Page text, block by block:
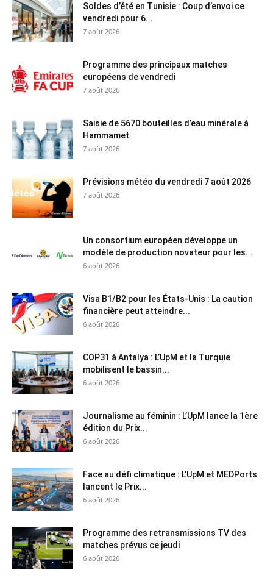
Soldes d’été en Tunisie : Coup d’envoi ce
vendredi pour 6...
7 août 2026
Programme des principaux matches
européens de vendredi
7 août 2026
Saisie de 5670 bouteilles d’eau minérale à
Hammamet
7 août 2026
Prévisions météo du vendredi 7 août 2026
7 août 2026
Un consortium européen développe un
modèle de production novateur pour les...
6 août 2026
Visa B1/B2 pour les États-Unis : La caution
financière peut atteindre...
6 août 2026
COP31 à Antalya : L’UpM et la Turquie
mobilisent le bassin...
6 août 2026
Journalisme au féminin : L’UpM lance la 1ère
édition du Prix...
6 août 2026
Face au défi climatique : L’UpM et MEDPorts
lancent le Prix...
6 août 2026
Programme des retransmissions TV des
matches prévus ce jeudi
6 août 2026